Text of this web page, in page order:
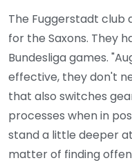
The Fuggerstadt club
for the Saxons. They
Bundesliga games.
effective, they don't
that also switches
processes when in
stand a little deeper
matter of finding